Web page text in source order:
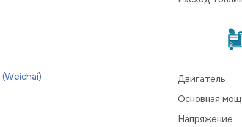
Двигатель
Основная
Напряжение